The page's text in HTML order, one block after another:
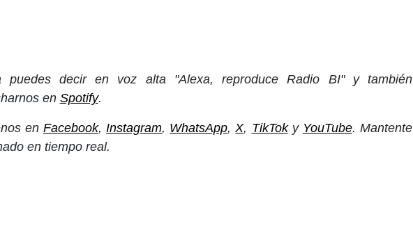
puedes decir en voz alta "Alexa, reproduce Radio BI" y también
en Spotify.
en Facebook,Instagram, WhatsApp,X, TikToky YouTube. Mantente
en tiempo real.